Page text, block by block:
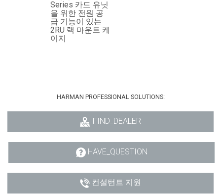
Series 카드 유닛
을 위한 전원 공
급 기능이 있는
2RU 랙 마운트 케
이지
HARMAN PROFESSIONAL SOLUTIONS:
FIND_DEALER
HAVE_QUESTION
컨설턴트 지원